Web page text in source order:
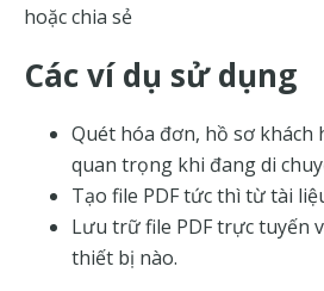
hoặc chia sẻ
Các ví dụ sử dụng
Quét hóa đơn, hồ sơ khách
quan trọng khi đang di
Tạo file PDF tức thì từ tài
Lưu trữ file PDF trực tuyến
thiết bị nào.